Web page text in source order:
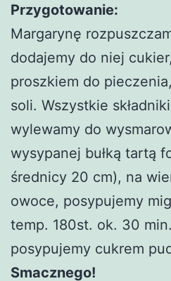
Przygotowanie:
Margarynę
dodajemy do niej
proszkiem do
soli. Wszystkie
wylewamy do
wysypanej bułką tartą
średnicy 20 cm), na
owoce, posypujemy
temp. 180st. ok. 30
posypujemy cukrem
Smacznego!